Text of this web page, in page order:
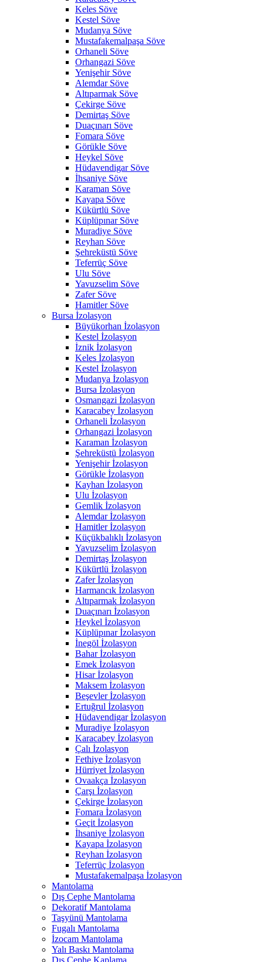
Keles Söve
Kestel Söve
Mudanya Söve
Mustafakemalpaşa Söve
Orhaneli Söve
Orhangazi Söve
Yenişehir Söve
Alemdar Söve
Altıparmak Söve
Çekirge Söve
Demirtaş Söve
Duaçınarı Söve
Fomara Söve
Görükle Söve
Heykel Söve
Hüdavendigar Söve
İhsaniye Söve
Karaman Söve
Kayapa Söve
Kükürtlü Söve
Küplüpınar Söve
Muradiye Söve
Reyhan Söve
Şehreküstü Söve
Teferrüç Söve
Ulu Söve
Yavuzselim Söve
Zafer Söve
Hamitler Söve
Bursa İzolasyon
Büyükorhan İzolasyon
Kestel İzolasyon
İznik İzolasyon
Keles İzolasyon
Kestel İzolasyon
Mudanya İzolasyon
Bursa İzolasyon
Osmangazi İzolasyon
Karacabey İzolasyon
Orhaneli İzolasyon
Orhangazi İzolasyon
Karaman İzolasyon
Şehreküstü İzolasyon
Yenişehir İzolasyon
Görükle İzolasyon
Kayhan İzolasyon
Ulu İzolasyon
Gemlik İzolasyon
Alemdar İzolasyon
Hamitler İzolasyon
Küçükbalıklı İzolasyon
Yavuzselim İzolasyon
Demirtaş İzolasyon
Kükürtlü İzolasyon
Zafer İzolasyon
Harmancık İzolasyon
Altıparmak İzolasyon
Duaçınarı İzolasyon
Heykel İzolasyon
Küplüpınar İzolasyon
İnegöl İzolasyon
Bahar İzolasyon
Emek İzolasyon
Hisar İzolasyon
Maksem İzolasyon
Beşevler İzolasyon
Ertuğrul İzolasyon
Hüdavendigar İzolasyon
Muradiye İzolasyon
Karacabey İzolasyon
Çalı İzolasyon
Fethiye İzolasyon
Hürriyet İzolasyon
Ovaakça İzolasyon
Çarşı İzolasyon
Çekirge İzolasyon
Fomara İzolasyon
Geçit İzolasyon
İhsaniye İzolasyon
Kayapa İzolasyon
Reyhan İzolasyon
Teferrüç İzolasyon
Mustafakemalpaşa İzolasyon
Mantolama
Dış Cephe Mantolama
Dekoratif Mantolama
Taşyünü Mantolama
Fugalı Mantolama
İzocam Mantolama
Yalı Baskı Mantolama